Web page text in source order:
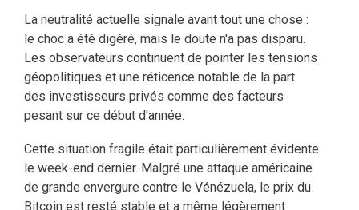
La neutralité actuelle signale avant tout une chose :
le choc a été digéré, mais le doute n'a pas disparu.
Les observateurs continuent de pointer les tensions
géopolitiques et une réticence notable de la part
des investisseurs privés comme des facteurs
pesant sur ce début d'année.
Cette situation fragile était particulièrement évidente
le week-end dernier. Malgré une attaque américaine
de grande envergure contre le Vénézuela, le prix du
Bitcoin est resté stable et a même légèrement